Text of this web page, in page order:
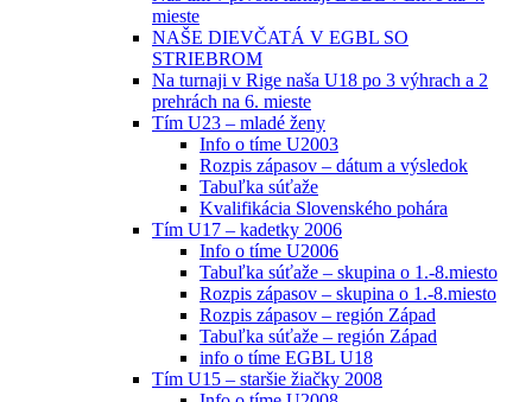
mieste
NAŠE DIEVČATÁ V EGBL SO
STRIEBROM
Na turnaji v Rige naša U18 po 3 výhrach a 2
prehrách na 6. mieste
Tím U23 – mladé ženy
Info o tíme U2003
Rozpis zápasov – dátum a výsledok
Tabuľka súťaže
Kvalifikácia Slovenského pohára
Tím U17 – kadetky 2006
Info o tíme U2006
Tabuľka súťaže – skupina o 1.-8.miesto
Rozpis zápasov – skupina o 1.-8.miesto
Rozpis zápasov – región Západ
Tabuľka súťaže – región Západ
info o tíme EGBL U18
Tím U15 – staršie žiačky 2008